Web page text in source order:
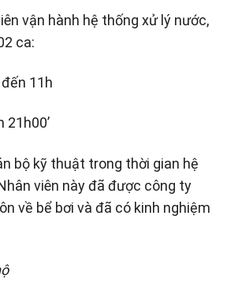
vận hành hệ thống xử lý nước,
ca:
đến 11h
21h00’
bộ kỹ thuật trong thời gian hệ
viên này đã được công ty
về bể bơi và đã có kinh nghiệm